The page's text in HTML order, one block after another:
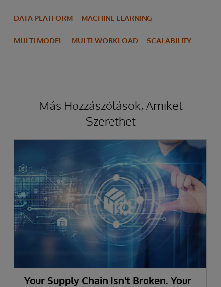
DATA PLATFORM MACHINE LEARNING
MULTI MODEL MULTI WORKLOAD SCALABILITY
Más Hozzászólások, Amiket
Szerethet
Your Supply Chain Isn't Broken. Your